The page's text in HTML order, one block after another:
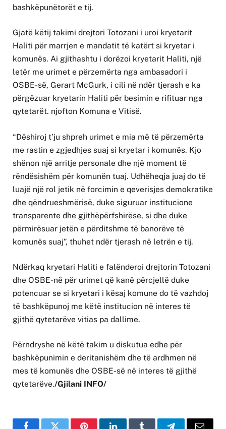
bashkëpunëtorët e tij.
Gjatë këtij takimi drejtori Totozani i uroi kryetarit
Haliti për marrjen e mandatit të katërt si kryetar i
komunës. Ai gjithashtu i dorëzoi kryetarit Haliti, një
letër me urimet e përzemërta nga ambasadori i
OSBE-së, Gerart McGurk, i cili në ndër tjerash e ka
përgëzuar kryetarin Haliti për besimin e rifituar nga
qytetarët. njofton Komuna e Vitisë.
“Dëshiroj t’ju shpreh urimet e mia më të përzemërta
me rastin e zgjedhjes suaj si kryetar i komunës. Kjo
shënon një arritje personale dhe një moment të
rëndësishëm për komunën tuaj. Udhëheqja juaj do të
luajë një rol jetik në forcimin e qeverisjes demokratike
dhe qëndrueshmërisë, duke siguruar institucione
transparente dhe gjithëpërfshirëse, si dhe duke
përmirësuar jetën e përditshme të banorëve të
komunës suaj”, thuhet ndër tjerash në letrën e tij.
Ndërkaq kryetari Haliti e falënderoi drejtorin Totozani
dhe OSBE-në për urimet që kanë përcjellë duke
potencuar se si kryetari i kësaj komune do të vazhdoj
të bashkëpunoj me këtë institucion në interes të
gjithë qytetarëve vitias pa dallime.
Përndryshe në këtë takim u diskutua edhe për
bashkëpunimin e deritanishëm dhe të ardhmen në
mes të komunës dhe OSBE-së në interes të gjithë
qytetarëve./Gjilani INFO/